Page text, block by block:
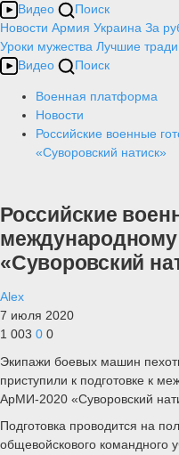
Видео
Поиск
Новости Армия Украина За
Уроки мужества Лучшие
Видео
Поиск
Военная платформа
Новости
Российские военные
«Суворовский натиск»
Российские
международному
«Суворовский
Alex
7 июля 2020
1 003 0 0
Экипажи боевых машин
приступили к подготовке к
АрМИ-2020 «Суворовский
Подготовка проводится на
общевойскового командного